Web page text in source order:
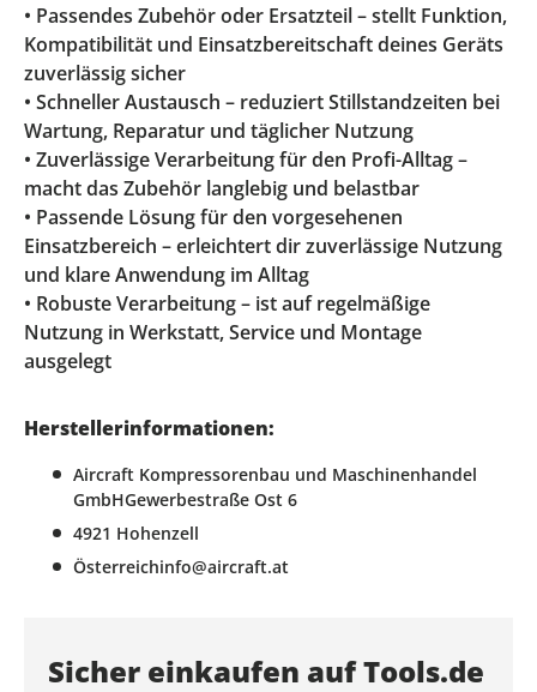
• Passendes Zubehör oder Ersatzteil – stellt Funktion,
Kompatibilität und Einsatzbereitschaft deines Geräts
zuverlässig sicher
• Schneller Austausch – reduziert Stillstandzeiten bei
Wartung, Reparatur und täglicher Nutzung
• Zuverlässige Verarbeitung für den Profi-Alltag –
macht das Zubehör langlebig und belastbar
• Passende Lösung für den vorgesehenen
Einsatzbereich – erleichtert dir zuverlässige Nutzung
und klare Anwendung im Alltag
• Robuste Verarbeitung – ist auf regelmäßige
Nutzung in Werkstatt, Service und Montage
ausgelegt
Herstellerinformationen:
Aircraft Kompressorenbau und Maschinenhandel
GmbHGewerbestraße Ost 6
4921 Hohenzell
Österreichinfo@aircraft.at
Sicher einkaufen auf Tools.de